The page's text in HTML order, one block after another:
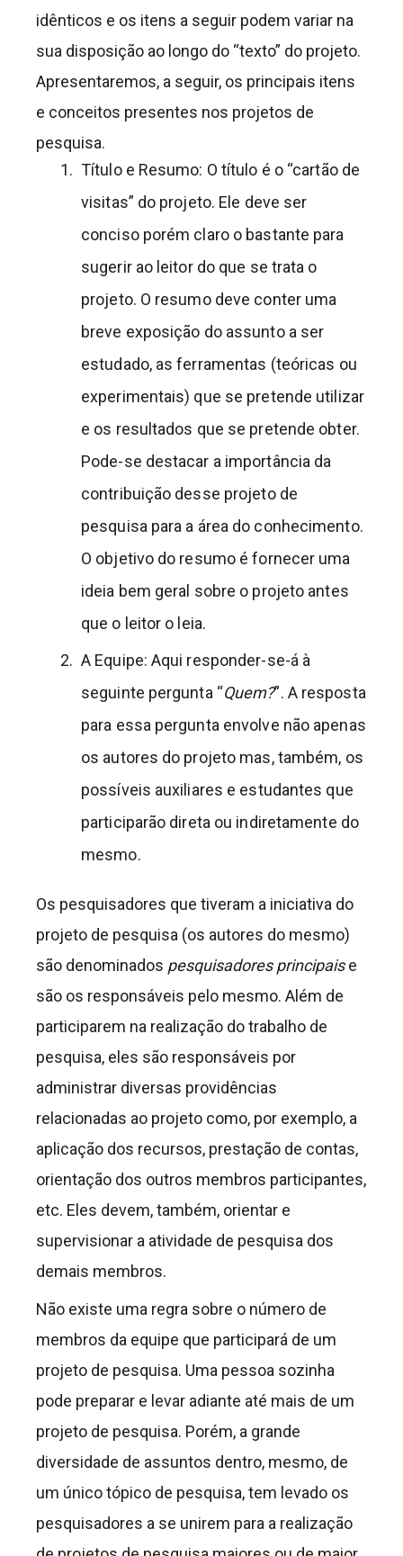
idênticos e os itens a seguir podem variar na
sua disposição ao longo do “texto” do projeto.
Apresentaremos, a seguir, os principais itens
e conceitos presentes nos projetos de
pesquisa.
Título e Resumo: O título é o “cartão de
visitas” do projeto. Ele deve ser
conciso porém claro o bastante para
sugerir ao leitor do que se trata o
projeto. O resumo deve conter uma
breve exposição do assunto a ser
estudado, as ferramentas (teóricas ou
experimentais) que se pretende utilizar
e os resultados que se pretende obter.
Pode-se destacar a importância da
contribuição desse projeto de
pesquisa para a área do conhecimento.
O objetivo do resumo é fornecer uma
ideia bem geral sobre o projeto antes
que o leitor o leia.
A Equipe: Aqui responder-se-á à
seguinte pergunta “Quem?”. A resposta
para essa pergunta envolve não apenas
os autores do projeto mas, também, os
possíveis auxiliares e estudantes que
participarão direta ou indiretamente do
mesmo.
Os pesquisadores que tiveram a iniciativa do
projeto de pesquisa (os autores do mesmo)
são denominados pesquisadores principaise
são os responsáveis pelo mesmo. Além de
participarem na realização do trabalho de
pesquisa, eles são responsáveis por
administrar diversas providências
relacionadas ao projeto como, por exemplo, a
aplicação dos recursos, prestação de contas,
orientação dos outros membros participantes,
etc. Eles devem, também, orientar e
supervisionar a atividade de pesquisa dos
demais membros.
Não existe uma regra sobre o número de
membros da equipe que participará de um
projeto de pesquisa. Uma pessoa sozinha
pode preparar e levar adiante até mais de um
projeto de pesquisa. Porém, a grande
diversidade de assuntos dentro, mesmo, de
um único tópico de pesquisa, tem levado os
pesquisadores a se unirem para a realização